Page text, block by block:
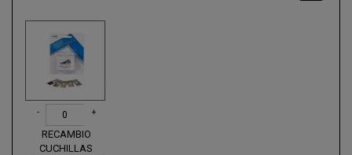
- +
RECAMBIO
CUCHILLAS